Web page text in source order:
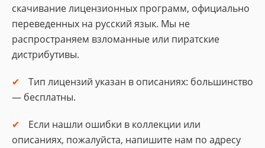
скачивание лицензионных программ, официально
переведенных на русский язык. Мы не
распространяем взломанные или пиратские
дистрибутивы.
Тип лицензий указан в описаниях: большинство
— бесплатны.
Если нашли ошибки в коллекции или
описаниях, пожалуйста, напишите нам по адресу